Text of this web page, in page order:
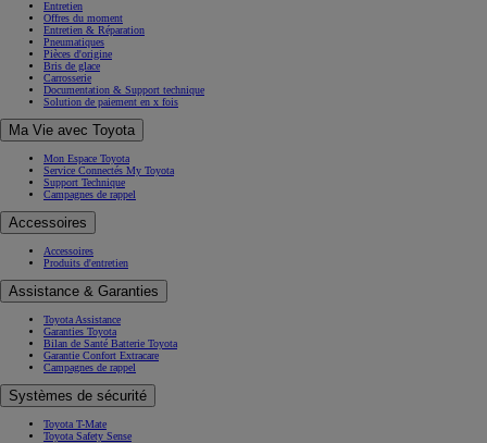
Entretien
Offres du moment
Entretien & Réparation
Pneumatiques
Pièces d'origine
Bris de glace
Carrosserie
Documentation & Support technique
Solution de paiement en x fois
Ma Vie avec Toyota
Mon Espace Toyota
Service Connectés My Toyota
Support Technique
Campagnes de rappel
Accessoires
Accessoires
Produits d'entretien
Assistance & Garanties
Toyota Assistance
Garanties Toyota
Bilan de Santé Batterie Toyota
Garantie Confort Extracare
Campagnes de rappel
Systèmes de sécurité
Toyota T-Mate
Toyota Safety Sense